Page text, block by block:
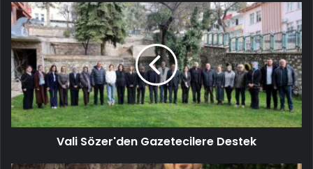
Vali Sözer'den Gazetecilere Destek